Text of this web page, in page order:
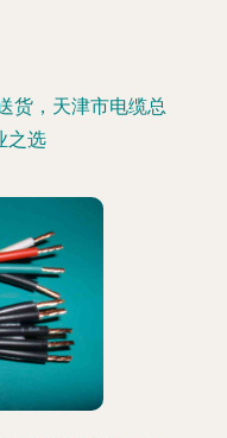
货，天津市电缆总
之选